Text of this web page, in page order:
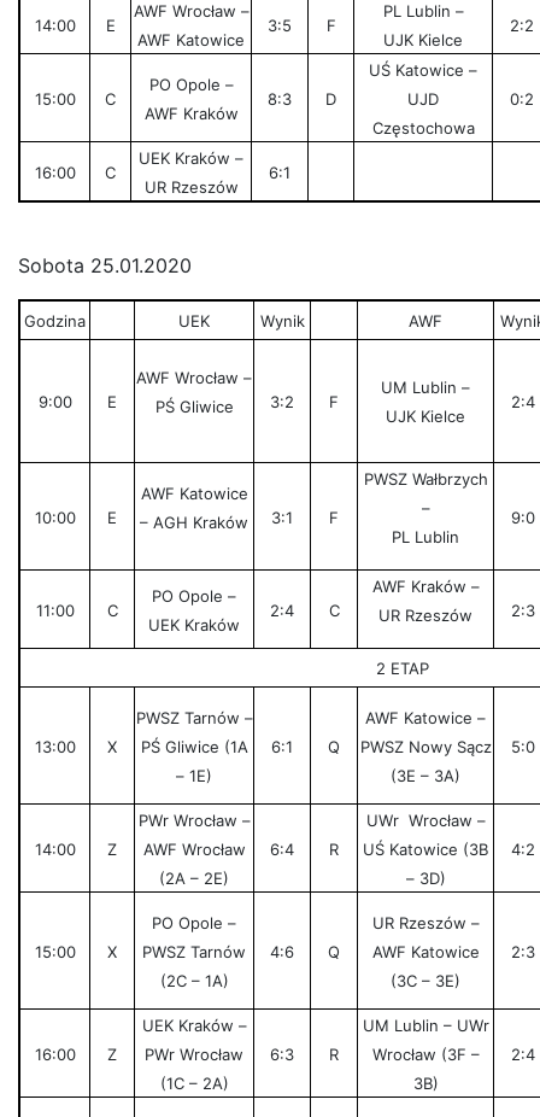
14:00 E
AWF Wrocław –
AWF Katowice
3:5 F
PL Lublin –
UJK Kielce
2:2
15:00 C
PO Opole –
AWF Kraków
8:3 D
UŚ Katowice –
UJD
Częstochowa
0:2
16:00 C
UEK Kraków –
UR Rzeszów
6:1
Sobota 25.01.2020
Godzina UEK Wynik AWF
9:00 E
AWF Wrocław –
PŚ Gliwice
3:2 F
UM Lublin –
UJK Kielce
2:4
10:00 E
AWF Katowice
– AGH Kraków
3:1 F
PWSZ Wałbrzych
–
PL Lublin
9:0
11:00 C
PO Opole –
UEK Kraków
2:4 C
AWF Kraków –
UR Rzeszów
2:3
2 ETAP
13:00 X
PWSZ Tarnów –
PŚ Gliwice (1A
– 1E)
6:1 Q
AWF Katowice –
PWSZ Nowy Sącz
(3E – 3A)
5:0
14:00 Z
PWr Wrocław –
AWF Wrocław
(2A – 2E)
6:4 R
UWr Wrocław –
UŚ Katowice (3B
– 3D)
4:2
15:00 X
PO Opole –
PWSZ Tarnów
(2C – 1A)
4:6 Q
UR Rzeszów –
AWF Katowice
(3C – 3E)
2:3
16:00 Z
UEK Kraków –
PWr Wrocław
(1C – 2A)
6:3 R
UM Lublin – UWr
Wrocław (3F –
3B)
2:4